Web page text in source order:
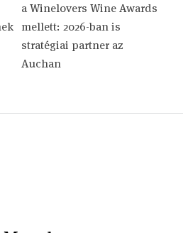
a Winelovers Wine Awards
mellett: 2026-ban is
stratégiai partner az
Auchan